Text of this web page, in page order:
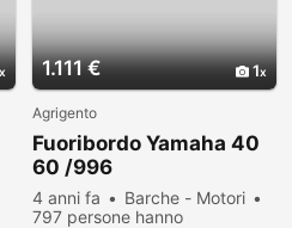
1.111 € 1
Agrigento
Fuoribordo Yamaha 40
60 /996
4 anni fa
Barche - Motori
797 persone hanno